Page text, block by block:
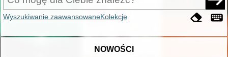
Wyszukiwanie zaawansowaneKolekcje
NOWOŚCI